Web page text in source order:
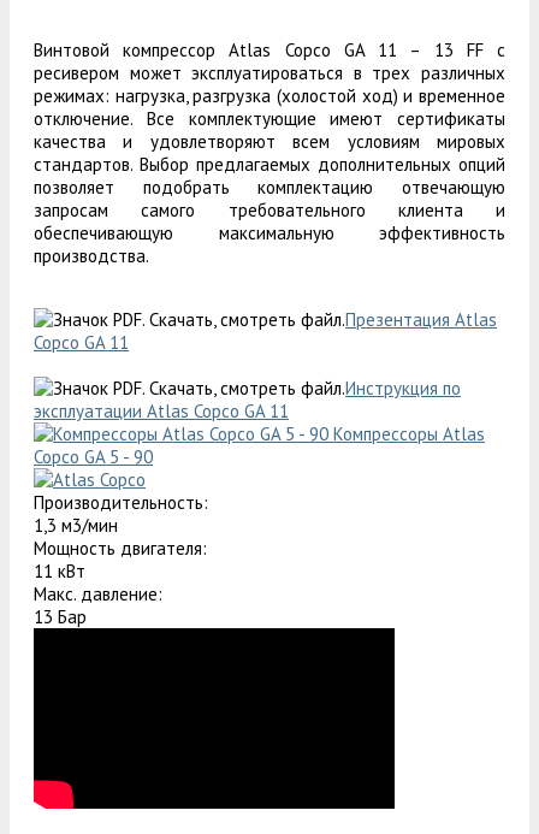
Винтовой компрессор Atlas Copco GA 11 – 13 FF с
ресивером может эксплуатироваться в трех различных
режимах: нагрузка, разгрузка (холостой ход) и временное
отключение. Все комплектующие имеют сертификаты
качества и удовлетворяют всем условиям мировых
стандартов. Выбор предлагаемых дополнительных опций
позволяет подобрать комплектацию отвечающую
запросам самого требовательного клиента и
обеспечивающую максимальную эффективность
производства.
Презентация Atlas
Copco GA 11
Инструкция по
эксплуатации Atlas Copco GA 11
Компрессоры Atlas
Copco GA 5 - 90
Производительность:
1,3 м3/мин
Мощность двигателя:
11 кВт
Макс. давление:
13 Бар